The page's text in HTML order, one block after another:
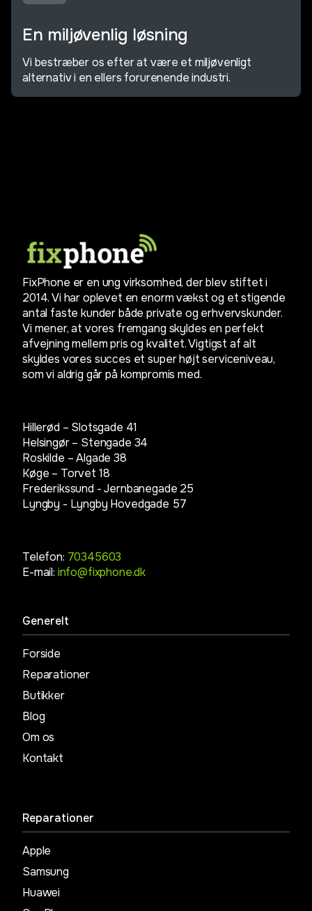
En miljøvenlig løsning
Vi bestræber os efter at være et miljøvenligt
alternativ i en ellers forurenende industri.
FixPhone er en ung virksomhed, der blev stiftet i
2014. Vi har oplevet en enorm vækst og et stigende
antal faste kunder både private og erhvervskunder.
Vi mener, at vores fremgang skyldes en perfekt
afvejning mellem pris og kvalitet. Vigtigst af alt
skyldes vores succes et super højt serviceniveau,
som vi aldrig går på kompromis med.
Hillerød – Slotsgade 41
Helsingør – Stengade 34
Roskilde – Algade 38
Køge – Torvet 18
Frederikssund - Jernbanegade 25
Lyngby - Lyngby Hovedgade 57
Telefon: 70345603
E-mail: info@fixphone.dk
Generelt
Forside
Reparationer
Butikker
Blog
Om os
Kontakt
Reparationer
Apple
Samsung
Huawei